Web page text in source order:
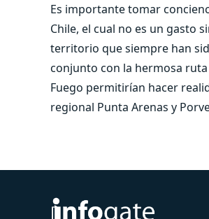
Es importante tomar
Chile, el cual no es un gasto
territorio que siempre han
conjunto con la hermosa ruta
Fuego permitirían hacer
regional Punta Arenas y